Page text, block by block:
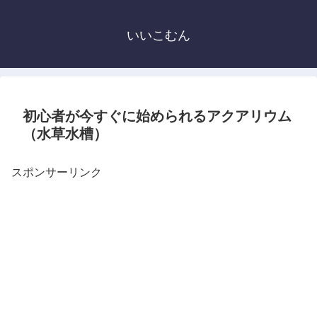
いいこむん
初心者が今すぐに始められるアクアリウム
（水草水槽）
スポンサーリンク